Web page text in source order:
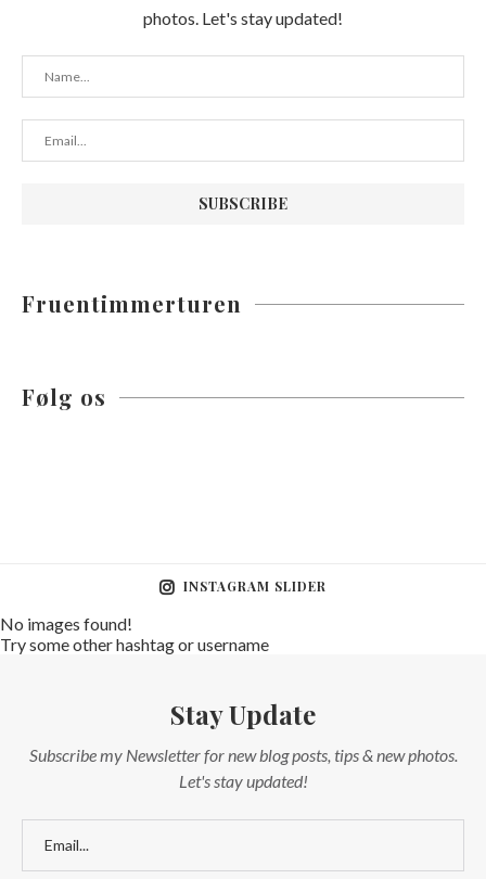
photos. Let's stay updated!
Fruentimmerturen
Følg os
INSTAGRAM SLIDER
No images found!
Try some other hashtag or username
Stay Update
Subscribe my Newsletter for new blog posts, tips & new photos.
Let's stay updated!